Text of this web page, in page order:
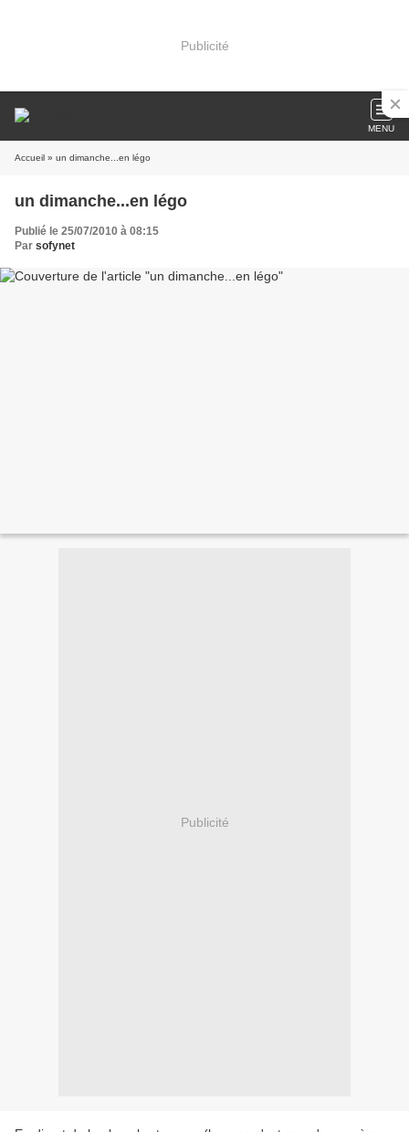
Publicité
MENU
Accueil » un dimanche...en légo
un dimanche...en légo
Publié le 25/07/2010 à 08:15
Par sofynet
Publicité